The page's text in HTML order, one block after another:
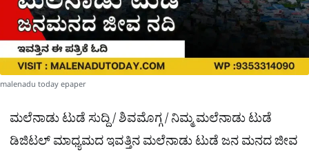
malenadu today epaper
ಮಲೆನಾಡು ಟುಡೆ ಸುದ್ದಿ / ಶಿವಮೊಗ್ಗ / ನಿಮ್ಮ ಮಲೆನಾಡು ಟುಡೆ
ಡಿಜಿಟಲ್ ಮಾಧ್ಯಮದ ಇವತ್ತಿನ ಮಲೆನಾಡು ಟುಡೆ ಜನ ಮನದ ಜೀವ